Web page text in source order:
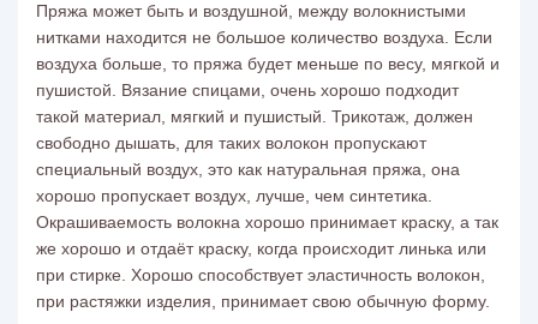
Пряжа может быть и воздушной, между волокнистыми
нитками находится не большое количество воздуха. Если
воздуха больше, то пряжа будет меньше по весу, мягкой и
пушистой. Вязание спицами, очень хорошо подходит
такой материал, мягкий и пушистый. Трикотаж, должен
свободно дышать, для таких волокон пропускают
специальный воздух, это как натуральная пряжа, она
хорошо пропускает воздух, лучше, чем синтетика.
Окрашиваемость волокна хорошо принимает краску, а так
же хорошо и отдаёт краску, когда происходит линька или
при стирке. Хорошо способствует эластичность волокон,
при растяжки изделия, принимает свою обычную форму.